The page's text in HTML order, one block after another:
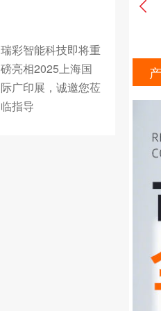
瑞彩智能科技即将重
磅亮相2025上海国
际广印展，诚邀您莅
临指导